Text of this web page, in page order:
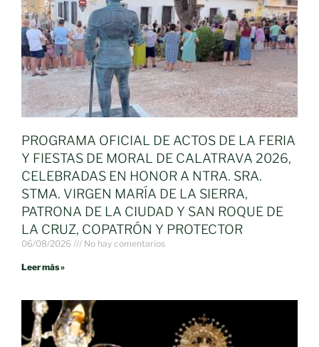
PROGRAMA OFICIAL DE ACTOS DE LA FERIA
Y FIESTAS DE MORAL DE CALATRAVA 2026,
CELEBRADAS EN HONOR A NTRA. SRA.
STMA. VIRGEN MARÍA DE LA SIERRA,
PATRONA DE LA CIUDAD Y SAN ROQUE DE
LA CRUZ, COPATRÓN Y PROTECTOR
06/08/2026 No hay comentarios
Leer más »